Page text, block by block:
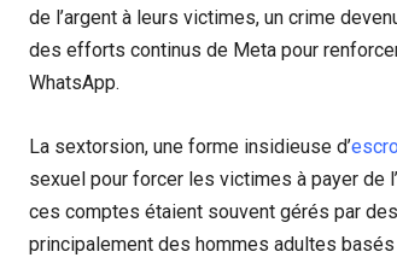
de l’argent à leurs victimes, un crime
des efforts continus de Meta pour
WhatsApp.
La sextorsion, une forme insidieuse d’
sexuel pour forcer les victimes à payer de
ces comptes étaient souvent gérés par
principalement des hommes adultes basés